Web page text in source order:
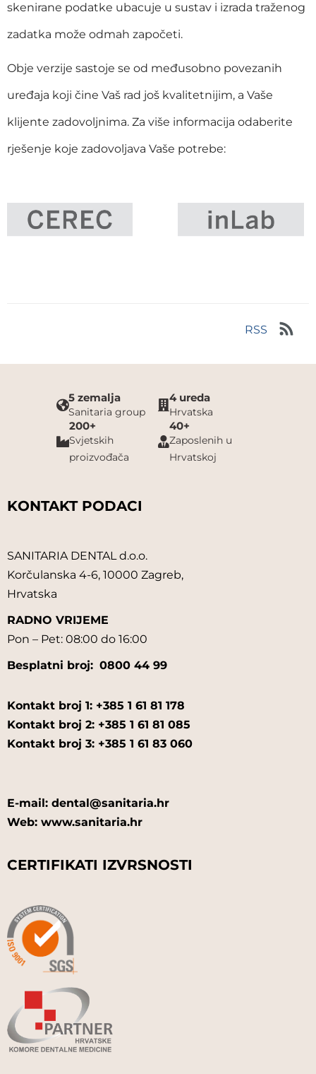
skenirane podatke ubacuje u sustav i izrada traženog
zadatka može odmah započeti.
Obje verzije sastoje se od međusobno povezanih
uređaja koji čine Vaš rad još kvalitetnijim, a Vaše
klijente zadovoljnima. Za više informacija odaberite
rješenje koje zadovoljava Vaše potrebe:
RSS
5 zemalja
Sanitaria group
4 ureda
Hrvatska
200+
Svjetskih
proizvođača
40+
Zaposlenih u
Hrvatskoj
KONTAKT PODACI
SANITARIA DENTAL d.o.o.
Korčulanska 4-6, 10000 Zagreb,
Hrvatska
RADNO VRIJEME
Pon – Pet: 08:00 do 16:00
Besplatni broj: 0800 44 99
Kontakt broj 1: +385 1 61 81 178
Kontakt broj 2: +385 1 61 81 085
Kontakt broj 3: +385 1 61 83 060
E-mail: dental@sanitaria.hr
Web: www.sanitaria.hr
CERTIFIKATI IZVRSNOSTI